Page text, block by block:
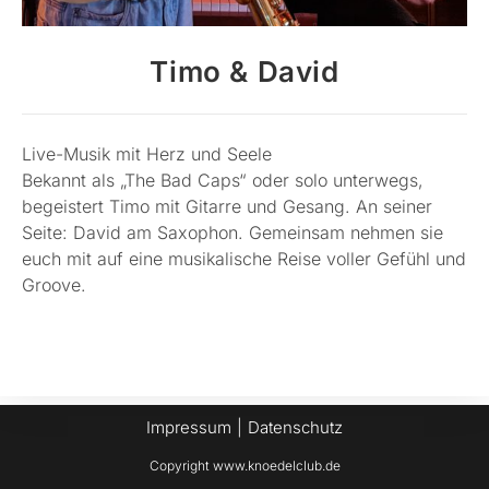
Timo & David
Live-Musik mit Herz und Seele
Bekannt als „The Bad Caps“ oder solo unterwegs,
begeistert Timo mit Gitarre und Gesang. An seiner
Seite: David am Saxophon. Gemeinsam nehmen sie
euch mit auf eine musikalische Reise voller Gefühl und
Groove.
Impressum Datenschutz
Copyright www.knoedelclub.de